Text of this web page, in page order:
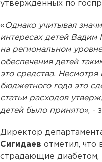
утвержденных по
« Однако учитывая
интересах детей Вадим
на региональном
обеспечения детей
это средства. Несмотря
бюджетного года это
статьи расходов
детей было принято», -
Директор
Сигидаев отметил, что
страдающие диабетом,